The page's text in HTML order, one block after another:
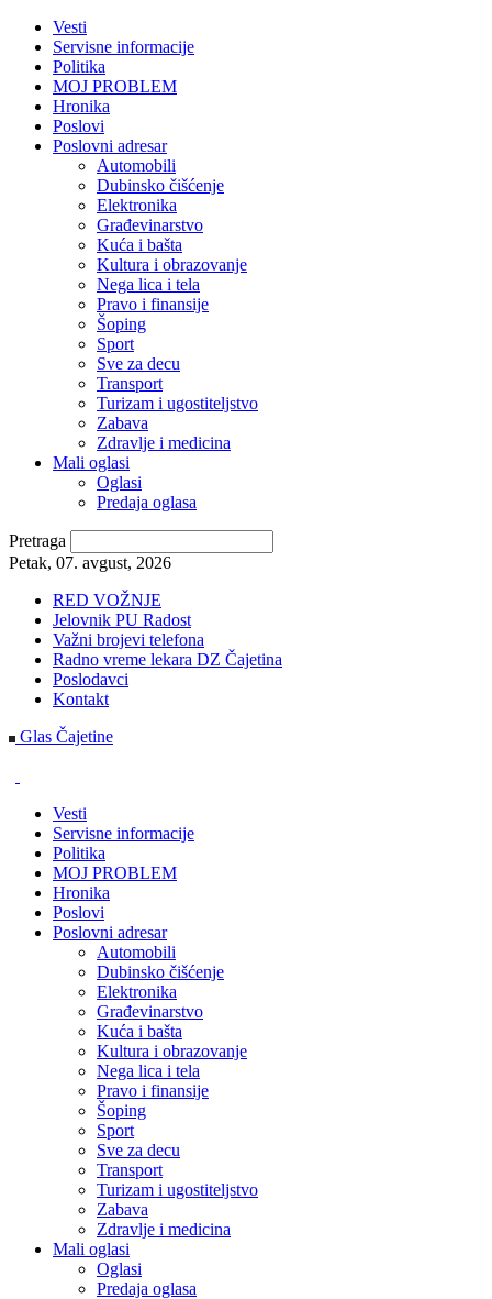
Vesti
Servisne informacije
Politika
MOJ PROBLEM
Hronika
Poslovi
Poslovni adresar
Automobili
Dubinsko čišćenje
Elektronika
Građevinarstvo
Kuća i bašta
Kultura i obrazovanje
Nega lica i tela
Pravo i finansije
Šoping
Sport
Sve za decu
Transport
Turizam i ugostiteljstvo
Zabava
Zdravlje i medicina
Mali oglasi
Oglasi
Predaja oglasa
Pretraga
Petak, 07. avgust, 2026
RED VOŽNJE
Jelovnik PU Radost
Važni brojevi telefona
Radno vreme lekara DZ Čajetina
Poslodavci
Kontakt
Glas Čajetine
Vesti
Servisne informacije
Politika
MOJ PROBLEM
Hronika
Poslovi
Poslovni adresar
Automobili
Dubinsko čišćenje
Elektronika
Građevinarstvo
Kuća i bašta
Kultura i obrazovanje
Nega lica i tela
Pravo i finansije
Šoping
Sport
Sve za decu
Transport
Turizam i ugostiteljstvo
Zabava
Zdravlje i medicina
Mali oglasi
Oglasi
Predaja oglasa